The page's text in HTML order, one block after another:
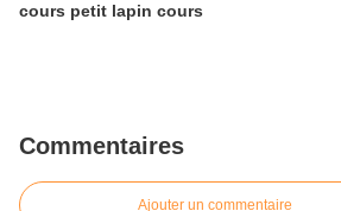
cours petit lapin cours
Commentaires
Ajouter un commentaire